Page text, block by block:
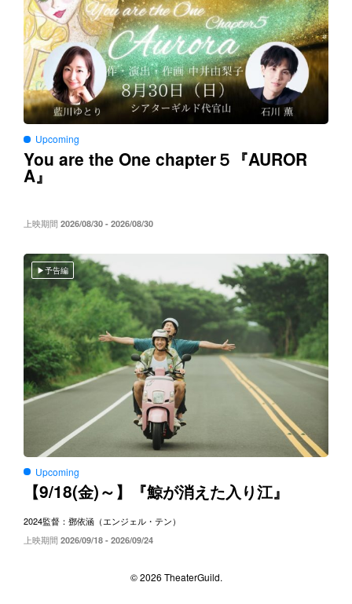
Upcoming
You are the One chapter５ 『AUROR
A』
上映期間 2026/08/30 - 2026/08/30
予告編
Upcoming
【9/18(金)～】『鯨が消えた入り江』
2024監督：鄧依涵（エンジェル・テン）
上映期間 2026/09/18 - 2026/09/24
© 2026 TheaterGuild.